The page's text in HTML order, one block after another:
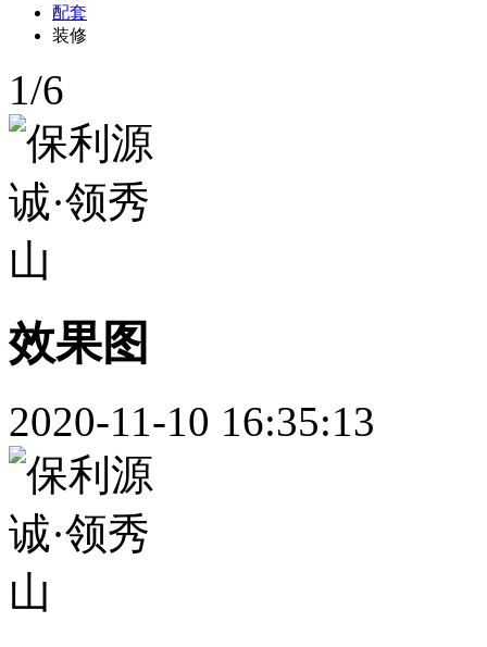
配套
装修
1/6
效果图
2020-11-10 16:35:13